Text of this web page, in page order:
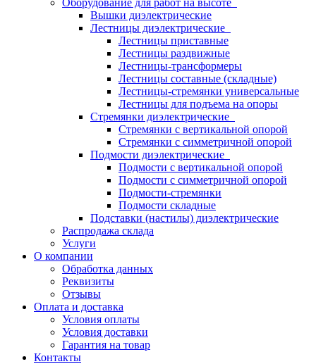
Оборудование для работ на высоте
Вышки диэлектрические
Лестницы диэлектрические
Лестницы приставные
Лестницы раздвижные
Лестницы-трансформеры
Лестницы составные (складные)
Лестницы-стремянки универсальные
Лестницы для подъема на опоры
Стремянки диэлектрические
Стремянки с вертикальной опорой
Стремянки с симметричной опорой
Подмости диэлектрические
Подмости с вертикальной опорой
Подмости с симметричной опорой
Подмости-стремянки
Подмости складные
Подставки (настилы) диэлектрические
Распродажа склада
Услуги
О компании
Обработка данных
Реквизиты
Отзывы
Оплата и доставка
Условия оплаты
Условия доставки
Гарантия на товар
Контакты